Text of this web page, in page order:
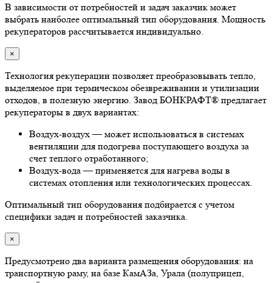
В зависимости от потребностей и задач заказчик может
выбрать наиболее оптимальный тип оборудования. Мощность
рекуператоров рассчитывается индивидуально.
×
Технология рекуперации позволяет преобразовывать тепло,
выделяемое при термическом обезвреживании и утилизации
отходов, в полезную энергию. Завод БОНКРАФТ® предлагает
рекуператоры в двух вариантах:
Воздух-воздух — может использоваться в системах
вентиляции для подогрева поступающего воздуха за
счет теплого отработанного;
Воздух-вода — применяется для нагрева воды в
системах отопления или технологических процессах.
Оптимальный тип оборудования подбирается с учетом
специфики задач и потребностей заказчика.
×
Предусмотрено два варианта размещения оборудования: на
транспортную раму, на базе КамАЗа, Урала (полуприцеп,